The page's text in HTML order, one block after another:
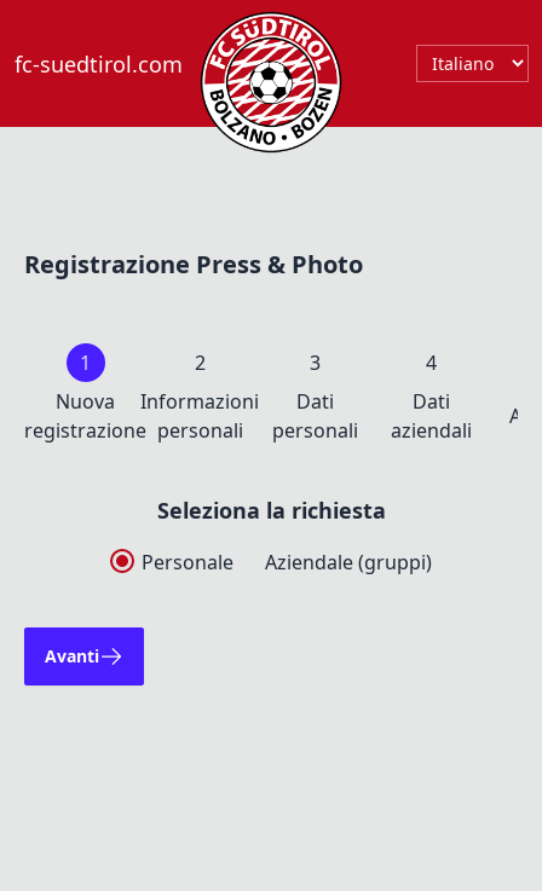
fc-suedtirol.com
Registrazione Press & Photo
Nuova
registrazione
Informazioni
personali
Dati
personali
Dati
aziendali
Seleziona la richiesta
Personale Aziendale (gruppi)
Avanti